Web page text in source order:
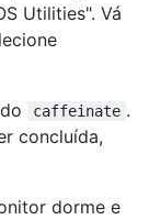
Utilities". Vá
caffeinate .
concluída,
dorme e